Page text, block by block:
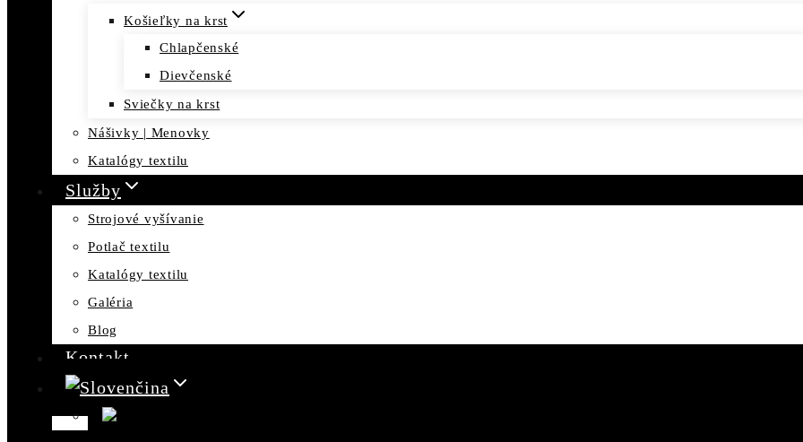
Košieľky na krst
Chlapčenské
Dievčenské
Sviečky na krst
Nášivky | Menovky
Katalógy textilu
Služby
Strojové vyšívanie
Potlač textilu
Katalógy textilu
Galéria
Blog
Kontakt